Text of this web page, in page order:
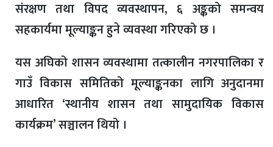
संरक्षण तथा विपद व्यवस्थापन, ६ अङ्कको समन्वय
सहकार्यमा मूल्याङ्कन हुने व्यवस्था गरिएको छ ।
यस अघिको शासन व्यवस्थामा तत्कालीन नगरपालिका र
गाउँ विकास समितिको मूल्याङ्कनका लागि अनुदानमा
आधारित ‘स्थानीय शासन तथा सामुदायिक विकास
कार्यक्रम’ सञ्चालन थियो ।